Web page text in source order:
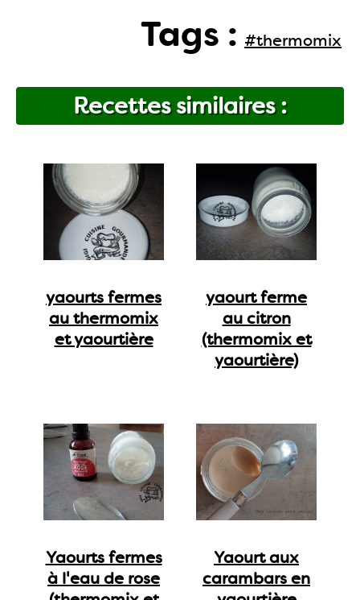
Tags : #thermomix
Recettes similaires :
yaourts fermes
au thermomix
et yaourtière
yaourt ferme
au citron
(thermomix et
yaourtière)
Yaourts fermes
à l'eau de rose
Yaourt aux
carambars en